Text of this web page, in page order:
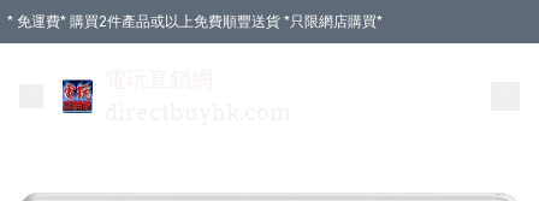
* 免運費* 購買2件產品或以上免費順豐送貨 *只限網店購買*